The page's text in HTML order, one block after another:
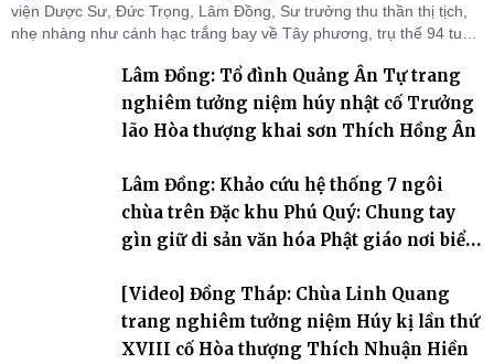
viện Dược Sư, Đức Trọng, Lâm Đồng, Sư trưởng thu thần thị tịch,
nhẹ nhàng như cánh hạc trắng bay về Tây phương, trụ thế 94 tuổi
Lâm Đồng: Tổ đình Quảng Ân Tự trang
nghiêm tưởng niệm húy nhật cố Trưởng
lão Hòa thượng khai sơn Thích Hồng Ân
Lâm Đồng: Khảo cứu hệ thống 7 ngôi
chùa trên Đặc khu Phú Quý: Chung tay
gìn giữ di sản văn hóa Phật giáo nơi biển
[Video] Đồng Tháp: Chùa Linh Quang
trang nghiêm tưởng niệm Húy kị lần thứ
XVIII cố Hòa thượng Thích Nhuận Hiền